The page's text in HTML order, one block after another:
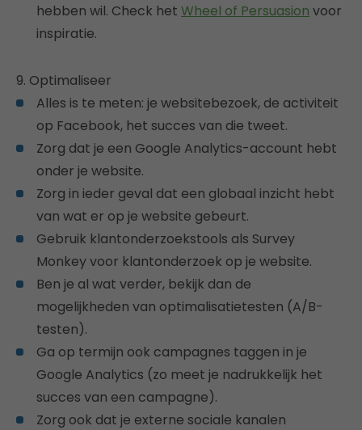
hebben wil. Check het Wheel of Persuasion voor
inspiratie.
9. Optimaliseer
Alles is te meten: je websitebezoek, de activiteit
op Facebook, het succes van die tweet.
Zorg dat je een Google Analytics-account hebt
onder je website.
Zorg in ieder geval dat een globaal inzicht hebt
van wat er op je website gebeurt.
Gebruik klantonderzoekstools als Survey
Monkey voor klantonderzoek op je website.
Ben je al wat verder, bekijk dan de
mogelijkheden van optimalisatietesten (A/B-
testen).
Ga op termijn ook campagnes taggen in je
Google Analytics (zo meet je nadrukkelijk het
succes van een campagne).
Zorg ook dat je externe sociale kanalen